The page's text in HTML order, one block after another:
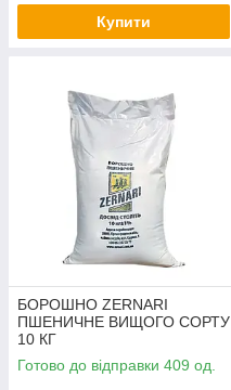
Купити
БОРОШНО ZERNARI
ПШЕНИЧНЕ ВИЩОГО СОРТУ
10 КГ
Готово до відправки 409 од.